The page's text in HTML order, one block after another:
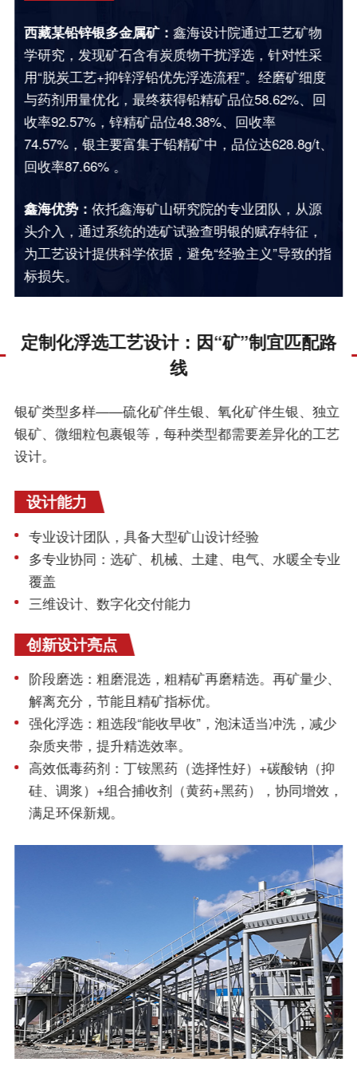
西藏某铅锌银多金属矿： 鑫海设计院通过工艺矿物
学研究，发现矿石含有炭质物干扰浮选，针对性采
用“脱炭工艺+抑锌浮铅优先浮选流程”。经磨矿细度
与药剂用量优化，最终获得铅精矿品位58.62%、回
收率92.57%，锌精矿品位48.38%、回收率
74.57%，银主要富集于铅精矿中，品位达628.8g/t、
回收率87.66% 。
鑫海优势： 依托鑫海矿山研究院的专业团队，从源
头介入，通过系统的选矿试验查明银的赋存特征，
为工艺设计提供科学依据，避免“经验主义”导致的指
标损失。
定制化浮选工艺设计：因“矿”制宜匹配路
线
银矿类型多样——硫化矿伴生银、氧化矿伴生银、独立
银矿、微细粒包裹银等，每种类型都需要差异化的工艺
设计。
设计能力
专业设计团队，具备大型矿山设计经验
多专业协同：选矿、机械、土建、电气、水暖全专业
覆盖
三维设计、数字化交付能力
创新设计亮点
阶段磨选：粗磨混选，粗精矿再磨精选。再矿量少、
解离充分，节能且精矿指标优。
强化浮选：粗选段“能收早收”，泡沫适当冲洗，减少
杂质夹带，提升精选效率。
高效低毒药剂：丁铵黑药（选择性好）+碳酸钠（抑
硅、调浆）+组合捕收剂（黄药+黑药），协同增效，
满足环保新规。